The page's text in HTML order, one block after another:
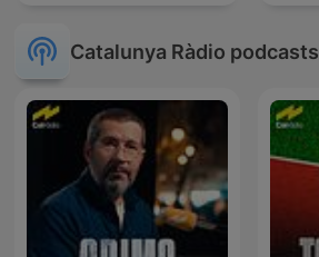
Catalunya Ràdio podcasts